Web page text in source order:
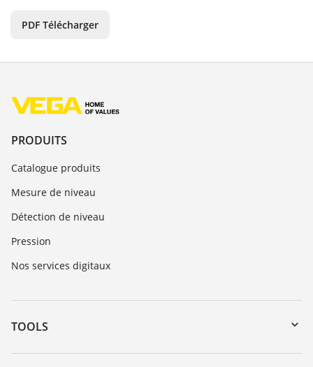
PDF Télécharger
PRODUITS
Catalogue produits
Mesure de niveau
Détection de niveau
Pression
Nos services digitaux
TOOLS
Téléchargements